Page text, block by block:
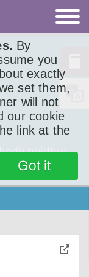
By
you
exactly
set them,
will not
our cookie
link at the
Got it
buidhre.
toggle